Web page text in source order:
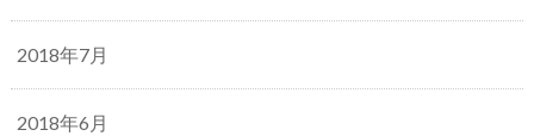
2018年7月
2018年6月